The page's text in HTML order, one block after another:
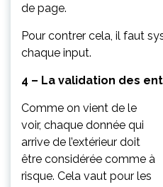
de page.
Pour contrer cela, il faut
chaque input.
4 – La validation des
Comme on vient de le
voir, chaque donnée qui
arrive de l’extérieur doit
être considérée comme à
risque. Cela vaut pour les